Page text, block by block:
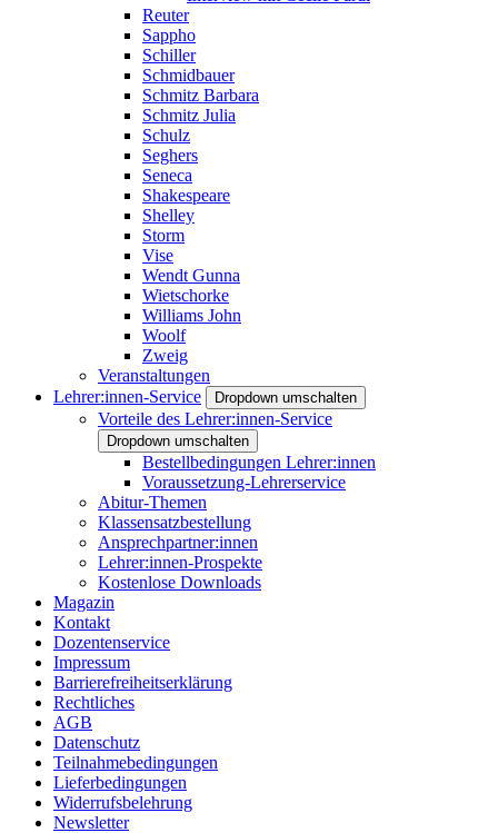
Reuter
Sappho
Schiller
Schmidbauer
Schmitz Barbara
Schmitz Julia
Schulz
Seghers
Seneca
Shakespeare
Shelley
Storm
Vise
Wendt Gunna
Wietschorke
Williams John
Woolf
Zweig
Veranstaltungen
Lehrer:innen-Service
Dropdown umschalten
Vorteile des Lehrer:innen-Service
Dropdown umschalten
Bestellbedingungen Lehrer:innen
Voraussetzung-Lehrerservice
Abitur-Themen
Klassensatzbestellung
Ansprechpartner:innen
Lehrer:innen-Prospekte
Kostenlose Downloads
Magazin
Kontakt
Dozentenservice
Impressum
Barrierefreiheitserklärung
Rechtliches
AGB
Datenschutz
Teilnahmebedingungen
Lieferbedingungen
Widerrufsbelehrung
Newsletter